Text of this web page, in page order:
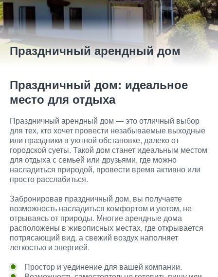
Праздничный арендный дом
Праздничный дом: идеальное
место для отдыха
Праздничный арендный дом — это отличный выбор
для тех, кто хочет провести незабываемые выходные
или праздники в уютной обстановке, далеко от
городской суеты. Такой дом станет идеальным местом
для отдыха с семьей или друзьями, где можно
насладиться природой, провести время активно или
просто расслабиться.
Забронировав праздничный дом, вы получаете
возможность насладиться комфортом и уютом, не
отрываясь от природы. Многие арендные дома
расположены в живописных местах, где открывается
потрясающий вид, а свежий воздух наполняет
легкостью и энергией.
Простор и уединение для вашей компании.